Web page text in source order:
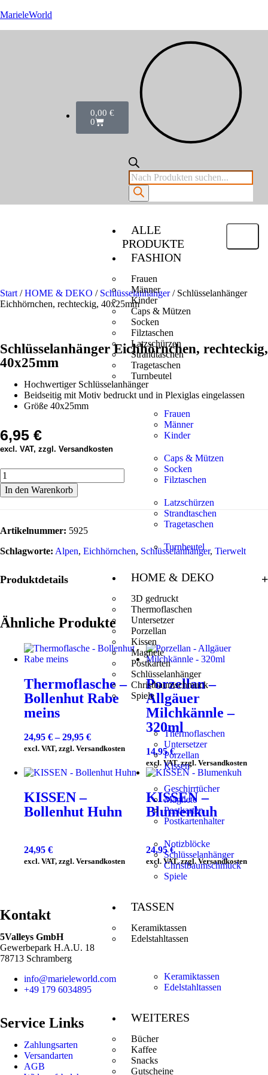
MarieleWorld
0,00 €
0
ALLE
PRODUKTE
FASHION
Frauen
Männer
Kinder
Caps & Mützen
Socken
Filztaschen
Latzschürzen
Strandtaschen
Tragetaschen
Turnbeutel
Frauen
Männer
Kinder
Caps & Mützen
Socken
Filztaschen
Latzschürzen
Strandtaschen
Tragetaschen
Turnbeutel
HOME & DEKO
3D gedruckt
Thermoflaschen
Untersetzer
Porzellan
Kissen
Magnete
Postkarten
Schlüsselanhänger
Christbaumschmuck
Spiele
Thermoflaschen
Untersetzer
Porzellan
Kissen
Geschirrtücher
Magnete
Postkarten
Postkartenhalter
Notizblöcke
Schlüsselanhänger
Christbaumschmuck
Spiele
TASSEN
Keramiktassen
Edelstahltassen
Keramiktassen
Edelstahltassen
WEITERES
Bücher
Kaffee
Snacks
Gutscheine
Start /HOME & DEKO / Schlüsselanhänger/ Schlüsselanhänger
Eichhörnchen, rechteckig, 40x25mm
Schlüsselanhänger Eichhörnchen, rechteckig,
40x25mm
Hochwertiger Schlüsselanhänger
Beidseitig mit Motiv bedruckt und in Plexiglas eingelassen
Größe 40x25mm
6,95 €
excl. VAT, zzgl. Versandkosten
In den Warenkorb
Artikelnummer: 5925
Schlagworte: Alpen, Eichhörnchen, Schlüsselanhänger, Tierwelt
Produktdetails
Ähnliche Produkte
Thermoflasche –
Bollenhut Rabe
meins
24,95 €–29,95 €
excl. VAT, zzgl. Versandkosten
Porzellan –
Allgäuer
Milchkännle –
320ml
14,95€
excl. VAT, zzgl. Versandkosten
KISSEN –
Bollenhut Huhn
24,95 €
excl. VAT, zzgl. Versandkosten
KISSEN –
Blumenkuh
24,95€
excl. VAT, zzgl. Versandkosten
Kontakt
5Valleys GmbH
Gewerbepark H.A.U. 18
78713 Schramberg
info@marieleworld.com
+49 179 6034895
Service Links
Zahlungsarten
Versandarten
AGB